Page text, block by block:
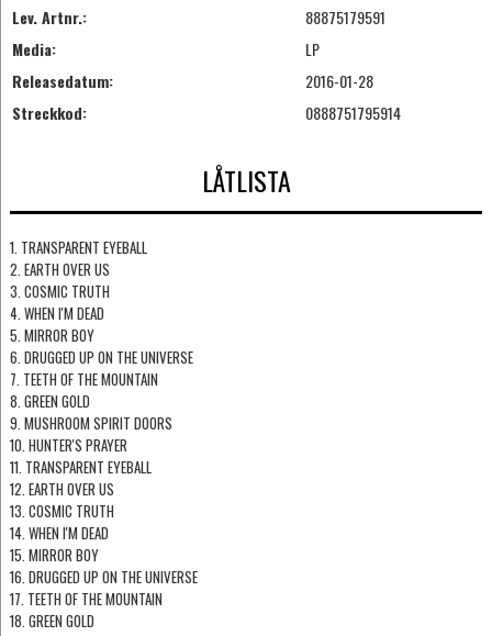
Lev. Artnr.:
88875179591
Media:
LP
Releasedatum:
2016-01-28
Streckkod:
0888751795914
LÅTLISTA
1. TRANSPARENT EYEBALL
2. EARTH OVER US
3. COSMIC TRUTH
4. WHEN I'M DEAD
5. MIRROR BOY
6. DRUGGED UP ON THE UNIVERSE
7. TEETH OF THE MOUNTAIN
8. GREEN GOLD
9. MUSHROOM SPIRIT DOORS
10. HUNTER'S PRAYER
11. TRANSPARENT EYEBALL
12. EARTH OVER US
13. COSMIC TRUTH
14. WHEN I'M DEAD
15. MIRROR BOY
16. DRUGGED UP ON THE UNIVERSE
17. TEETH OF THE MOUNTAIN
18. GREEN GOLD